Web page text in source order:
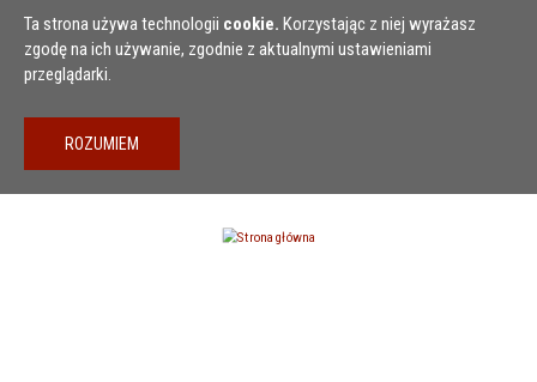
Przejdź do treści
Ta strona używa technologii cookie. Korzystając z niej wyrażasz
zgodę na ich używanie, zgodnie z aktualnymi ustawieniami
przeglądarki.